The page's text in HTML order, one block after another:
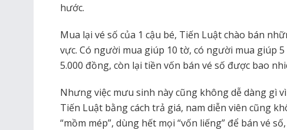
hước.
Mua lại vé số của 1 cậu bé, Tiến Luật chào bán
vực. Có người mua giúp 10 tờ, có người mua giúp
5.000 đồng, còn lại tiền vốn bán vé số được bao
Nhưng việc mưu sinh này cũng không dễ dàng gì
Tiến Luật bằng cách trả giá, nam diễn viên cũng
“mồm mép”, dùng hết mọi “vốn liếng” để bán vé